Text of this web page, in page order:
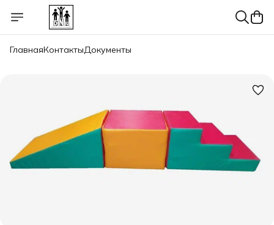
ГлавнаяКонтактыДокументы